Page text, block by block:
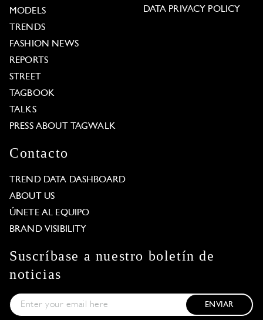
MODELS
TRENDS
FASHION NEWS
REPORTS
STREET
TAGBOOK
TALKS
PRESS ABOUT TAGWALK
DATA PRIVACY POLICY
Contacto
TREND DATA DASHBOARD
ABOUT US
ÚNETE AL EQUIPO
BRAND VISIBILITY
Suscríbase a nuestro boletín de
noticias
ENVIAR